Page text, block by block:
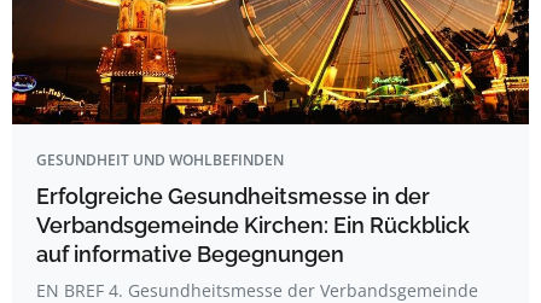
GESUNDHEIT UND WOHLBEFINDEN
Erfolgreiche Gesundheitsmesse in der
Verbandsgemeinde Kirchen: Ein Rückblick
auf informative Begegnungen
EN BREF 4. Gesundheitsmesse der Verbandsgemeinde